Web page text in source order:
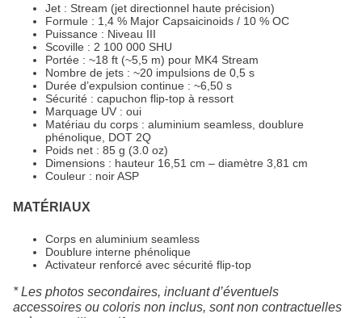
Jet : Stream (jet directionnel haute précision)
Formule : 1,4 % Major Capsaicinoids / 10 % OC
Puissance : Niveau III
Scoville : 2 100 000 SHU
Portée : ~18 ft (~5,5 m) pour MK4 Stream
Nombre de jets : ~20 impulsions de 0,5 s
Durée d’expulsion continue : ~6,50 s
Sécurité : capuchon flip-top à ressort
Marquage UV : oui
Matériau du corps : aluminium seamless, doublure
phénolique, DOT 2Q
Poids net : 85 g (3.0 oz)
Dimensions : hauteur 16,51 cm – diamètre 3,81 cm
Couleur : noir ASP
MATÉRIAUX
Corps en aluminium seamless
Doublure interne phénolique
Activateur renforcé avec sécurité flip-top
* Les photos secondaires, incluant d’éventuels
accessoires ou coloris non inclus, sont non contractuelles